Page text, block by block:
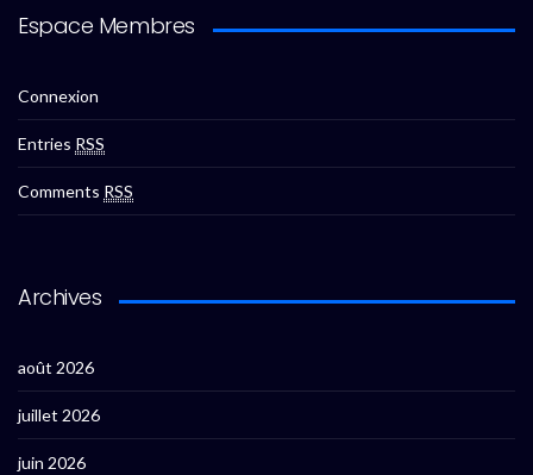
Espace Membres
Connexion
Entries RSS
Comments RSS
Archives
août 2026
juillet 2026
juin 2026